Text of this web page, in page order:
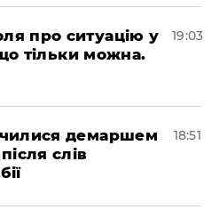
про ситуацію у
тільки можна.
19:03
демаршем
слів
18:51